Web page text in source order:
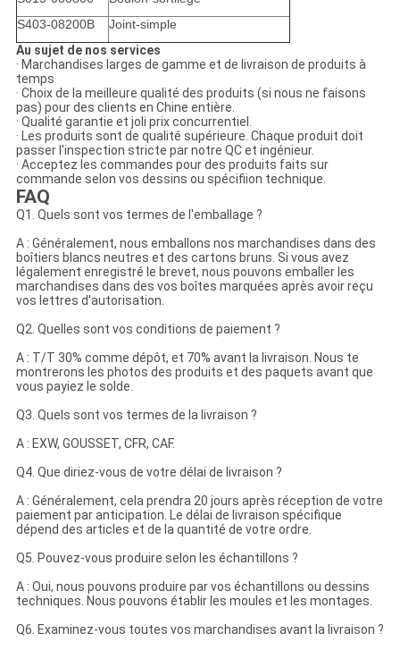
S403-08200B
Joint-simple
Au sujet de nos services
· Marchandises larges de gamme et de livraison de produits à
temps
· Choix de la meilleure qualité des produits (si nous ne faisons
pas) pour des clients en Chine entière.
· Qualité garantie et joli prix concurrentiel.
· Les produits sont de qualité supérieure. Chaque produit doit
passer l'inspection stricte par notre QC et ingénieur.
· Acceptez les commandes pour des produits faits sur
commande selon vos dessins ou spécifiion technique.
FAQ
Q1. Quels sont vos termes de l'emballage ?
A : Généralement, nous emballons nos marchandises dans des
boîtiers blancs neutres et des cartons bruns. Si vous avez
légalement enregistré le brevet, nous pouvons emballer les
marchandises dans des vos boîtes marquées après avoir reçu
vos lettres d'autorisation.
Q2. Quelles sont vos conditions de paiement ?
A : T/T 30% comme dépôt, et 70% avant la livraison. Nous te
montrerons les photos des produits et des paquets avant que
vous payiez le solde.
Q3. Quels sont vos termes de la livraison ?
A : EXW, GOUSSET, CFR, CAF.
Q4. Que diriez-vous de votre délai de livraison ?
A : Généralement, cela prendra 20 jours après réception de votre
paiement par anticipation. Le délai de livraison spécifique
dépend des articles et de la quantité de votre ordre.
Q5. Pouvez-vous produire selon les échantillons ?
A : Oui, nous pouvons produire par vos échantillons ou dessins
techniques. Nous pouvons établir les moules et les montages.
Q6. Examinez-vous toutes vos marchandises avant la livraison ?